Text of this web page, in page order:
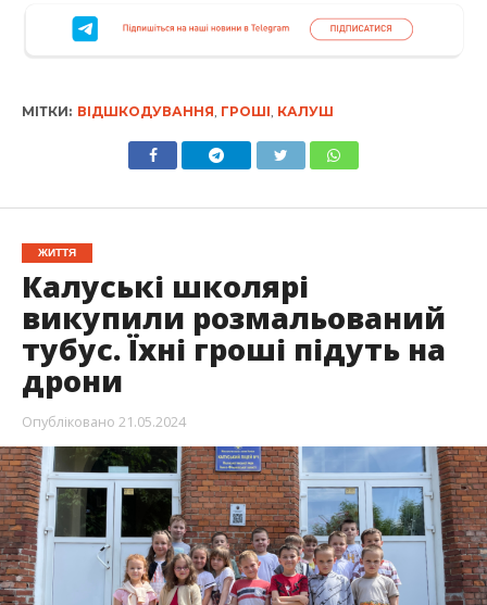
МІТКИ: ВІДШКОДУВАННЯ, ГРОШІ, КАЛУШ
ЖИТТЯ
Калуські школярі
викупили розмальований
тубус. Їхні гроші підуть на
дрони
Опубліковано 21.05.2024